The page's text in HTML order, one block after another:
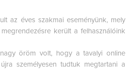
az éves szakmai eseményünk, mely
került a felhasználóink
öröm volt, hogy a tavalyi online
személyesen tudtuk megtartani a